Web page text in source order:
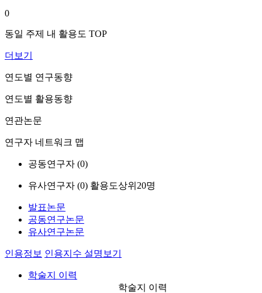
0
동일 주제 내 활용도 TOP
더보기
연도별 연구동향
연도별 활용동향
연관논문
연구자 네트워크 맵
공동연구자 (0)
유사연구자 (0) 활용도상위20명
발표논문
공동연구논문
유사연구논문
인용정보 인용지수 설명보기
학술지 이력
학술지 이력